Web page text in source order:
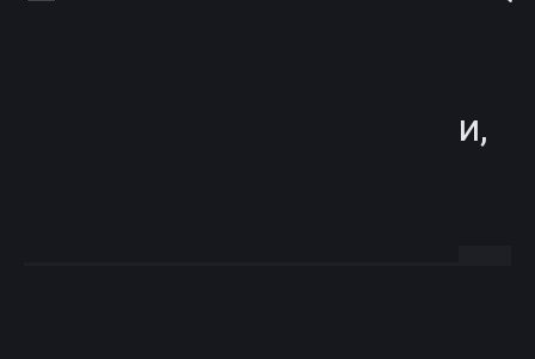
Українські та світові зірки,